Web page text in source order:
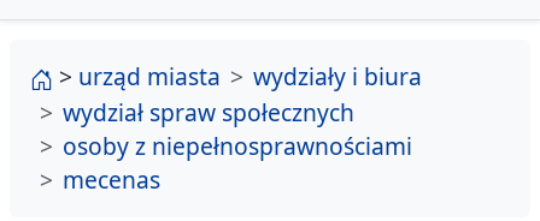
strona główna
> urząd miasta
wydziały i biura
wydział spraw społecznych
osoby z niepełnosprawnościami
mecenas